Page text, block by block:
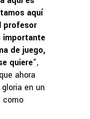
aquí
profesor
importante
de juego,
quiere”,
ahora
en un
como